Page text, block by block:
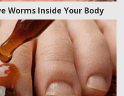
Worms Inside Your Body